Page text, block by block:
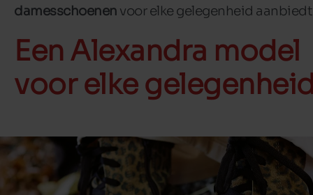
damesschoenen voor elke gelegenheid
Een Alexandra model
voor elke